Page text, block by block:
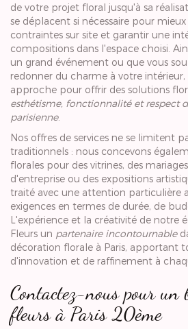
de votre projet floral jusqu'à sa
se déplacent si nécessaire pour
contraintes sur site et garantir une
compositions dans l'espace choisi.
un grand événement ou que vous
redonner du charme à votre
approche pour offrir des solutions
esthétisme, fonctionnalité et respect
parisienne.
Nos offres de services ne se limitent
traditionnels : nous concevons
florales pour des vitrines, des
d'entreprise ou des expositions
traité avec une attention particulière
exigences en termes de durée, de
L'expérience et la créativité de notre
Fleurs un partenaire incontournable
décoration florale à Paris, apportant
d'innovation et de raffinement à
Contactez-nous pour un
fleurs à Paris 20ème